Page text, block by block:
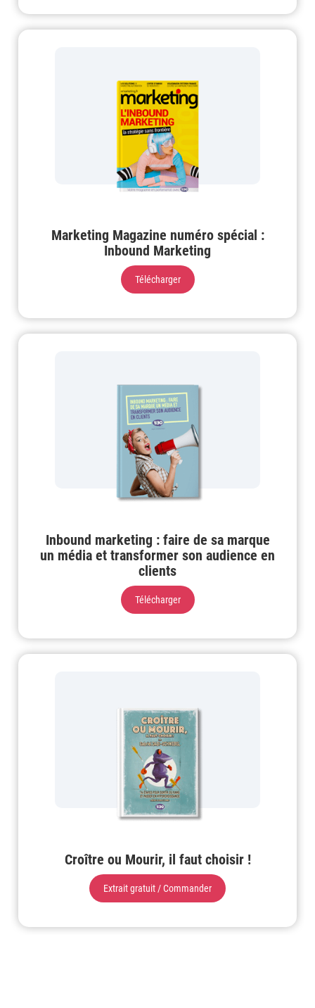
Marketing Magazine numéro spécial :
Inbound Marketing
Télécharger
Inbound marketing : faire de sa marque
un média et transformer son audience en
clients
Télécharger
Croître ou Mourir, il faut choisir !
Extrait gratuit / Commander